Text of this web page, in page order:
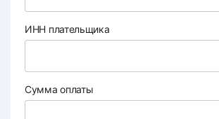
ИНН плательщика
Сумма оплаты